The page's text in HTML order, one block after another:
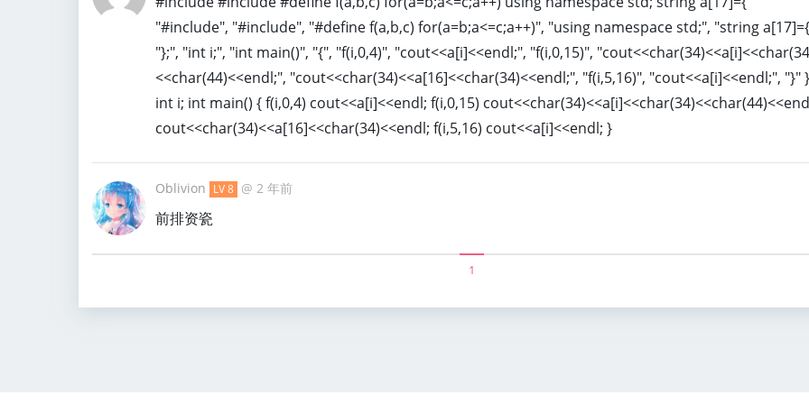
"#include", "#include", "#define f(a,b,c) for(a=b;a<=c;a++)", "using namespace std;", "string
"};", "int i;", "int main()", "{", "f(i,0,4)", "cout<<a[i]<<endl;", "f(i,0,15)",
<<char(44)<<endl;", "cout<<char(34)<<a[16]<<char(34)<<endl;", "f(i,5,16)", "cout<<a[i]<<endl;", "}"
int i; int main() { f(i,0,4) cout<<a[i]<<endl; f(i,0,15)
cout<<char(34)<<a[16]<<char(34)<<endl; f(i,5,16) cout<<a[i]<<endl; }
Oblivion LV 8 @ 2 年前
前排资瓷
1